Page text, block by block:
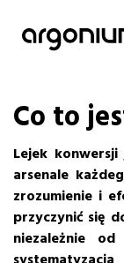
Co to
Lejek
arsenale
zrozumienie i
przyczynić się
niezależnie od